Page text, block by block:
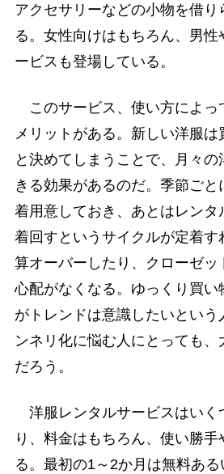
アクセサリーなどの小物を借り
る。女性向けはもちろん、男性
ービスも登場している。
このサービス、使い方によっ
メリットがある。新しい洋服
と決めてしまうことで、月々
きる効果があるのだ。季節ごと
着用意しておき、あとはレンタ
着回すというサイクルが定着す
算オーバーしたり、クローゼッ
心配がなくなる。ゆっくり買い
がトレンドは意識したいという
ンネリ化に悩む人にとっても、
だろう。
洋服レンタルサービスはいく
り、料金はもちろん、使い勝手
る。最初の1～2か月は無料あ